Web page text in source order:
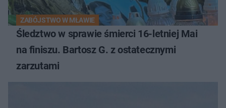
ZABÓJSTWO W MŁAWIE
Śledztwo w sprawie śmierci 16-letniej Mai
na finiszu. Bartosz G. z ostatecznymi
zarzutami